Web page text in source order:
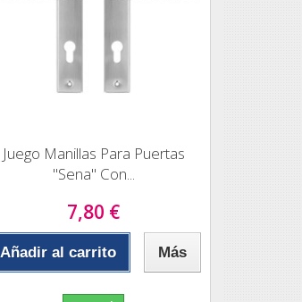
Juego Manillas Para Puertas
"Sena" Con...
7,80 €
Añadir al carrito Más